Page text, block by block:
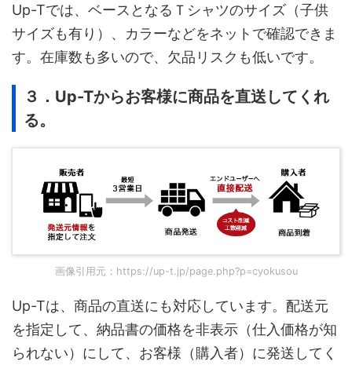
Up-Tでは、ベースとなるＴシャツのサイズ（子供
サイズも有り）、カラーなどをネットで確認できま
す。在庫数も多いので、欠品リスクも低いです。
３．Up-Tからお客様に商品を直送してくれ
る。
画像引用元：https://up-t.jp/page.php?p=cyokusou
Up-Tは、商品の直送にも対応しています。配送元
を指定して、納品書の価格を非表示（仕入価格が知
られない）にして、お客様（購入者）に発送してく